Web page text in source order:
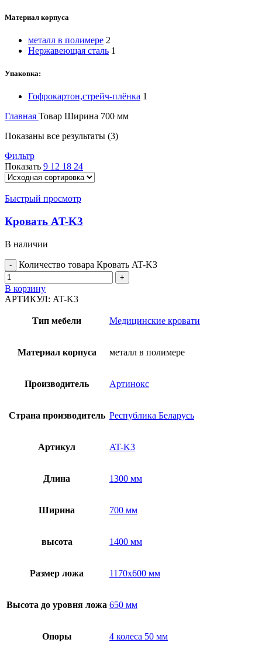
Материал корпуса
металл в полимере 2
Нержавеющая сталь 1
Упаковка:
Гофрокартон,стрейч-плёнка 1
Главная Товар Ширина 700 мм
Показаны все результаты (3)
Фильтр
Показать 9 12 18 24
Быстрый просмотр
Кровать AT-K3
В наличии
Количество товара Кровать AT-K3
В корзину
АРТИКУЛ: AT-K3
Тип мебели Медицинские кровати
Материал корпуса металл в полимере
Производитель Артинокс
Страна производитель Республика Беларусь
Артикул AT-K3
Длина 1300 мм
Ширина 700 мм
высота 1400 мм
Размер ложа 1170х600 мм
Высота до уровня ложа 650 мм
Опоры 4 колеса 50 мм